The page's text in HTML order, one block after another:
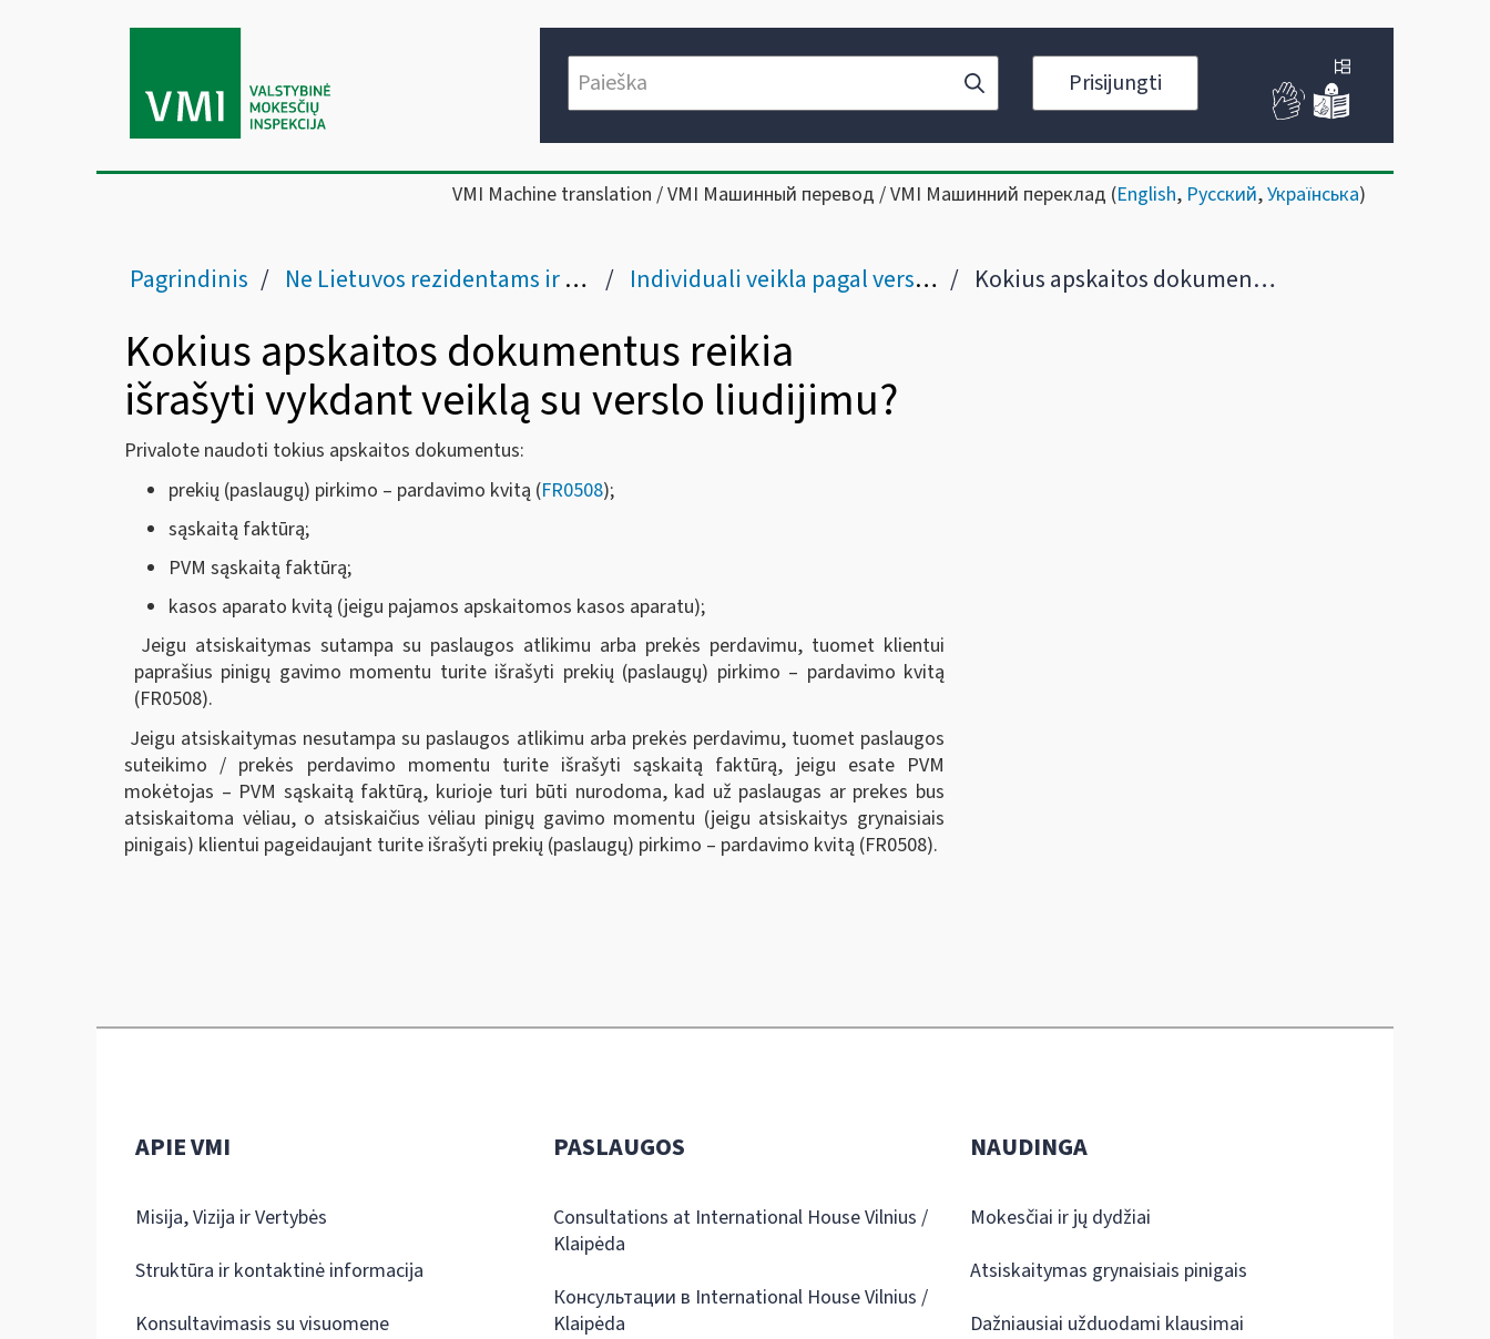
Prisijungti
VMI Machine translation / VMI Машинный перевод / VMI Машинний переклад (English, Русский,Українська)
Pagrindinis Ne Lietuvos rezidentams ir grįžtantiems į Lietuvą Individuali veikla pagal verslo liudijimą Kokius apskaitos dokumentus reikia išrašyti vykdant veiklą su verslo liudijimu?
Kokius apskaitos dokumentus reikia
išrašyti vykdant veiklą su verslo liudijimu?
Privalote naudoti tokius apskaitos dokumentus:
prekių (paslaugų) pirkimo – pardavimo kvitą (FR0508);
sąskaitą faktūrą;
PVM sąskaitą faktūrą;
kasos aparato kvitą (jeigu pajamos apskaitomos kasos aparatu);
Jeigu atsiskaitymas sutampa su paslaugos atlikimu arba prekės perdavimu, tuomet klientui
paprašius pinigų gavimo momentu turite išrašyti prekių (paslaugų) pirkimo – pardavimo kvitą
(FR0508).
Jeigu atsiskaitymas nesutampa su paslaugos atlikimu arba prekės perdavimu, tuomet paslaugos
suteikimo / prekės perdavimo momentu turite išrašyti sąskaitą faktūrą, jeigu esate PVM
mokėtojas – PVM sąskaitą faktūrą, kurioje turi būti nurodoma, kad už paslaugas ar prekes bus
atsiskaitoma vėliau, o atsiskaičius vėliau pinigų gavimo momentu (jeigu atsiskaitys grynaisiais
pinigais) klientui pageidaujant turite išrašyti prekių (paslaugų) pirkimo – pardavimo kvitą (FR0508).
APIE VMI
Misija, Vizija ir Vertybės
Struktūra ir kontaktinė informacija
Konsultavimasis su visuomene
PASLAUGOS
Consultations at International House Vilnius /
Klaipėda
Консультации в International House Vilnius /
Klaipėda
NAUDINGA
Mokesčiai ir jų dydžiai
Atsiskaitymas grynaisiais pinigais
Dažniausiai užduodami klausimai